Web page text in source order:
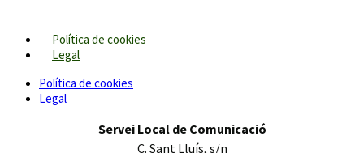
Política de cookies
Legal
Política de cookies
Legal
Servei Local de Comunicació
C. Sant Lluís, s/n